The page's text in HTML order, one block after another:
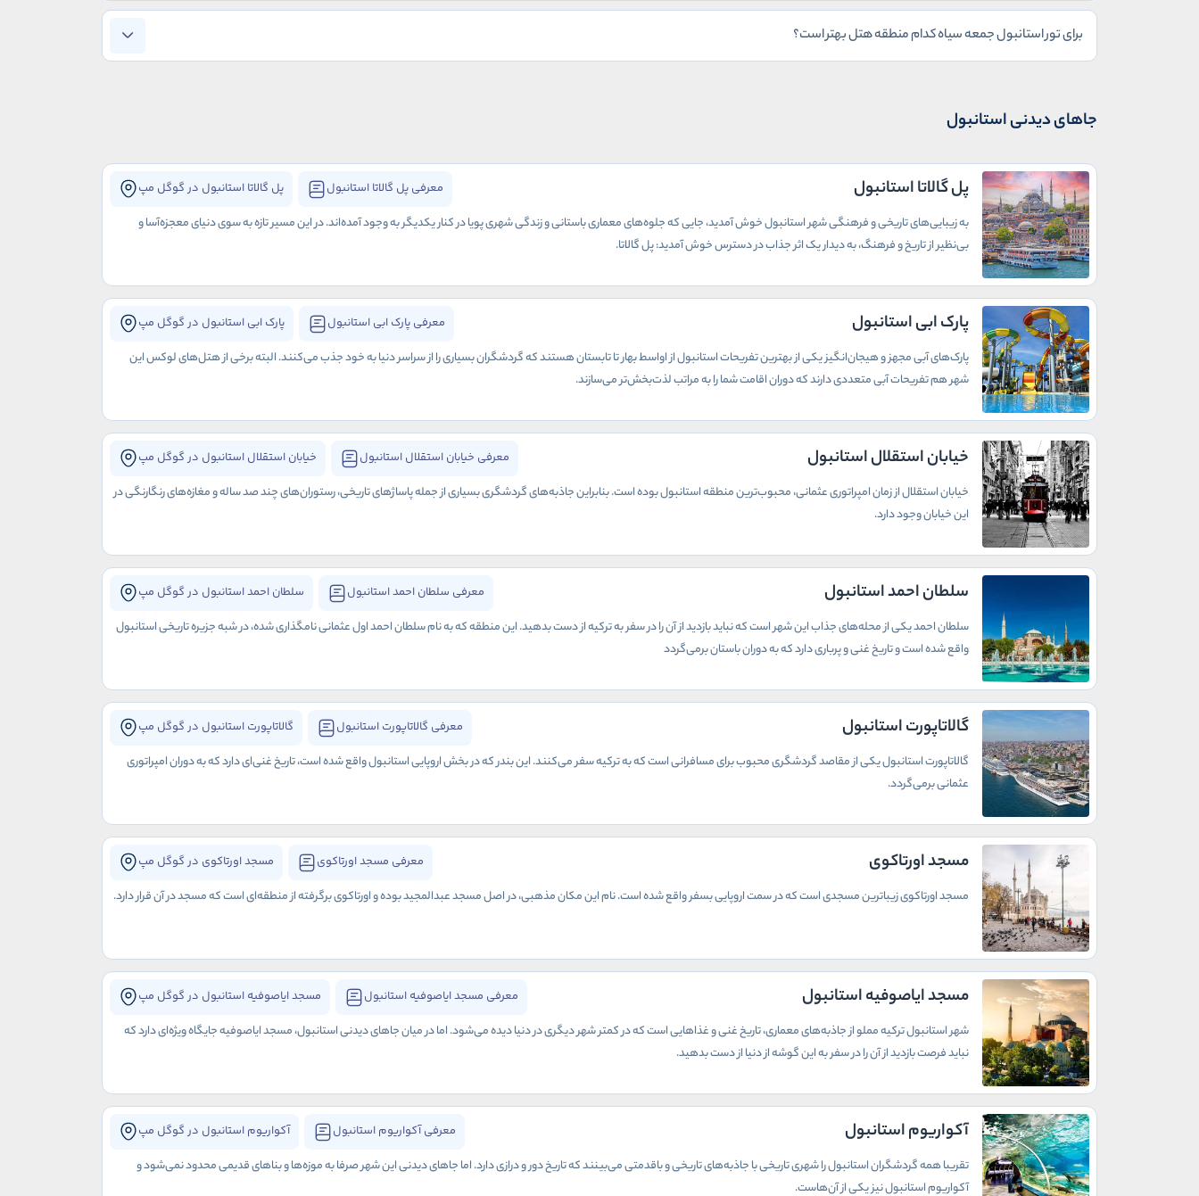
برای تور استانبول جمعه سیاه کدام منطقه هتل بهتر است؟
جاهای دیدنی استانبول
پل گالاتا استانبول معرفی پل گالاتا استانبول پل گالاتا استانبول در گوگل مپ
به زیبایی‌های تاریخی و فرهنگی شهر استانبول خوش آمدید، جایی که جلوه‌های معماری باستانی و زندگی شهری پویا در کنار یکدیگر به وجود آمده‌اند. در این مسیر تازه‌ به سوی دنیای معجزه‌آسا و
بی‌نظیر از تاریخ و فرهنگ، به دیدار یک اثر جذاب در دسترس خوش آمدید: پل گالاتا.
پارک ابی استانبول معرفی پارک ابی استانبول پارک ابی استانبول در گوگل مپ
پارک‌های آبی مجهز و هیجان‌انگیز یکی از بهترین تفریحات استانبول از اواسط بهار تا تابستان هستند که گردشگران بسیاری را از سراسر دنیا به خود جذب می‌کنند. البته برخی از هتل‌های لوکس این
شهر هم تفریحات آبی متعددی دارند که دوران اقامت شما را به مراتب لذت‌بخش‌تر می‌سازند.
خیابان استقلال استانبول معرفی خیابان استقلال استانبول خیابان استقلال استانبول در گوگل مپ
خیابان استقلال از زمان امپراتوری عثمانی، محبوب‌ترین منطقه استانبول بوده است. بنابراین جاذبه‌های گردشگری بسیاری از جمله پاساژهای تاریخی، رستوران‌های چند صد ساله و مغازه‌های رنگارنگی در
این خیابان وجود دارد.
سلطان احمد استانبول معرفی سلطان احمد استانبول سلطان احمد استانبول در گوگل مپ
سلطان احمد یکی از محله‌های جذاب این شهر است که نباید بازدید از آن را در سفر به ترکیه از دست بدهید. این منطقه که به نام سلطان احمد اول عثمانی نامگذاری شده، در شبه جزیره تاریخی استانبول
واقع شده است و تاریخ غنی و پرباری دارد که به دوران باستان برمی‌گردد
گالاتاپورت استانبول معرفی گالاتاپورت استانبول گالاتاپورت استانبول در گوگل مپ
گالاتاپورت استانبول یکی از مقاصد گردشگری محبوب برای مسافرانی است که به ترکیه سفر می‌کنند. این بندر که در بخش اروپایی استانبول واقع شده است، تاریخ غنی‌ای دارد که به دوران امپراتوری
عثمانی برمی‌گردد.
مسجد اورتاکوی معرفی مسجد اورتاکوی مسجد اورتاکوی در گوگل مپ
مسجد اورتاکوی زیباترین مسجدی است که در سمت اروپایی بسفر واقع شده است. نام این مکان مذهبی، در اصل مسجد عبدالمجید بوده و اورتاکوی برگرفته از منطقه‌ای است که مسجد در آن قرار دارد.
مسجد ایاصوفیه استانبول معرفی مسجد ایاصوفیه استانبول مسجد ایاصوفیه استانبول در گوگل مپ
شهر استانبول ترکیه مملو از جاذبه‌های معماری، تاریخ غنی و غذاهایی است که در کمتر شهر دیگری در دنیا دیده می‌شود. اما در میان جاهای دیدنی استانبول، مسجد ایاصوفیه جایگاه ویژه‌ای دارد که
نباید فرصت بازدید از آن را در سفر به این گوشه از دنیا از دست بدهید.
آکواریوم استانبول معرفی آکواریوم استانبول آکواریوم استانبول در گوگل مپ
تقریبا همه گردشگران استانبول را شهری تاریخی با جاذبه‌های تاریخی و باقدمتی می‌بینند که تاریخ دور و درازی دارد. اما جاهای دیدنی این شهر صرفا به موزه‌ها و بناهای قدیمی محدود نمی‌شود و
آکواریوم استانبول نیز یکی از آن‌هاست.